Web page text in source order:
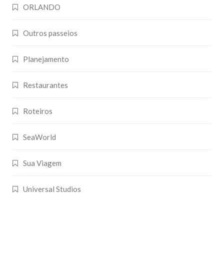
ORLANDO
Outros passeios
Planejamento
Restaurantes
Roteiros
SeaWorld
Sua Viagem
Universal Studios